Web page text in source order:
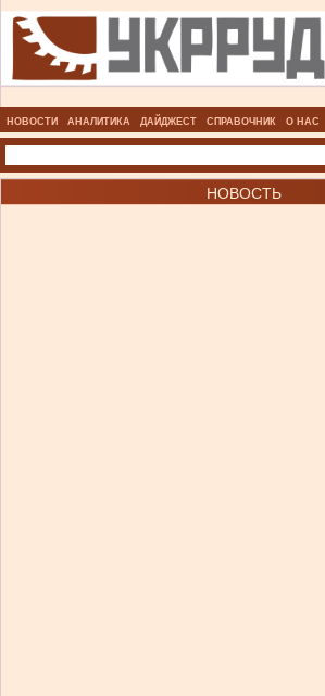
НОВОСТИ АНАЛИТИКА ДАЙДЖЕСТ СПРАВОЧНИК О НАС
НОВОСТЬ